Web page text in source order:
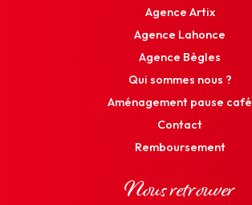
Agence Artix
Agence Lahonce
Agence Bègles
Qui sommes nous ?
Aménagement pause café
Contact
Remboursement
Nous retrouver